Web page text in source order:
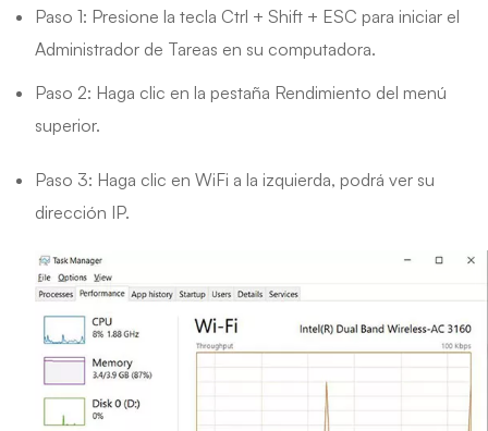
Paso 1: Presione la tecla Ctrl + Shift + ESC para iniciar el
Administrador de Tareas en su computadora.
Paso 2: Haga clic en la pestaña Rendimiento del menú
superior.
Paso 3: Haga clic en WiFi a la izquierda, podrá ver su
dirección IP.